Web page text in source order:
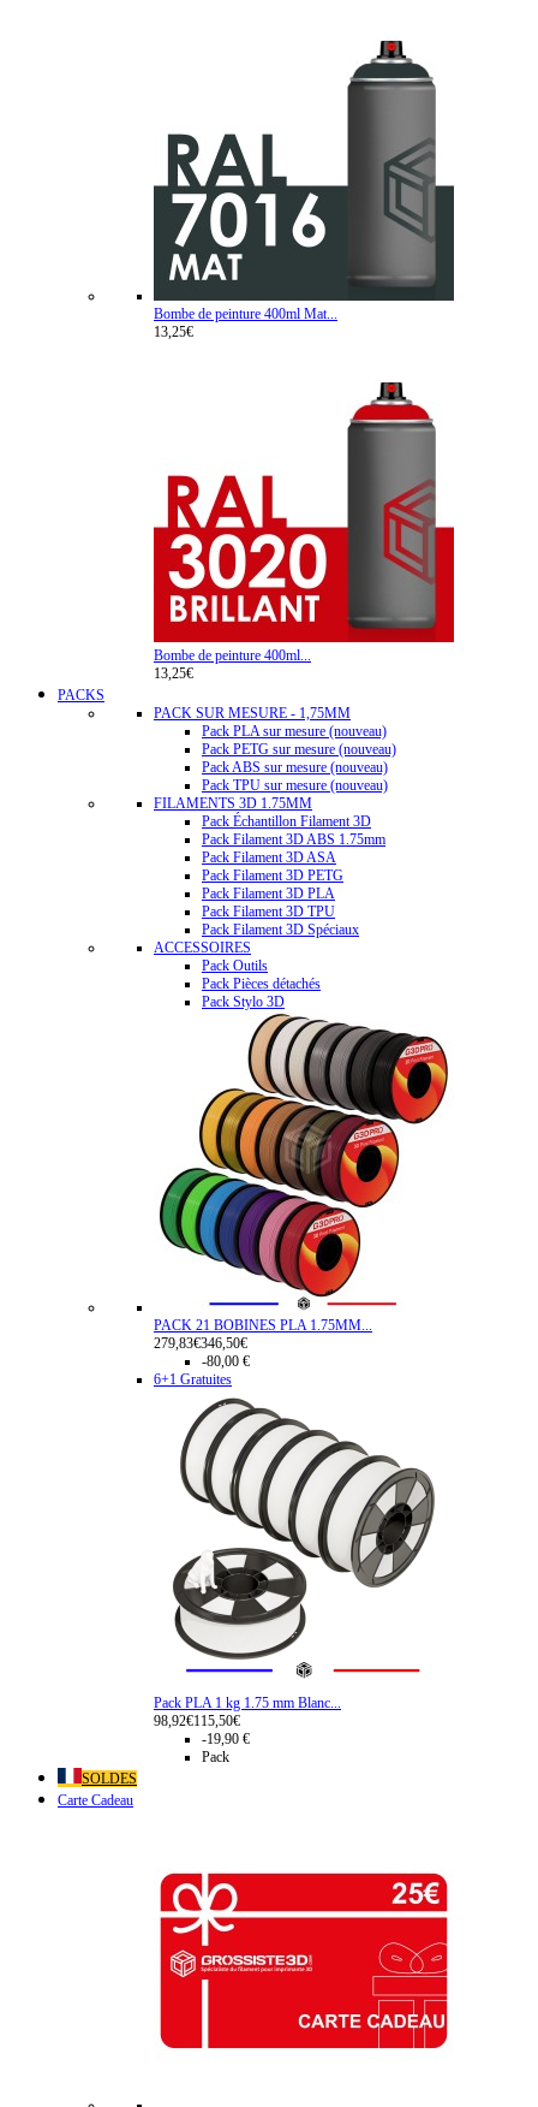
Bombe de peinture 400ml Mat...
13,25€
Bombe de peinture 400ml...
13,25€
PACKS
PACK SUR MESURE - 1,75MM
Pack PLA sur mesure (nouveau)
Pack PETG sur mesure (nouveau)
Pack ABS sur mesure (nouveau)
Pack TPU sur mesure (nouveau)
FILAMENTS 3D 1.75MM
Pack Échantillon Filament 3D
Pack Filament 3D ABS 1.75mm
Pack Filament 3D ASA
Pack Filament 3D PETG
Pack Filament 3D PLA
Pack Filament 3D TPU
Pack Filament 3D Spéciaux
ACCESSOIRES
Pack Outils
Pack Pièces détachés
Pack Stylo 3D
PACK 21 BOBINES PLA 1.75MM...
279,83€346,50€
-80,00 €
6+1 Gratuites
Pack PLA 1 kg 1.75 mm Blanc...
98,92€115,50€
-19,90 €
Pack
SOLDES
Carte Cadeau